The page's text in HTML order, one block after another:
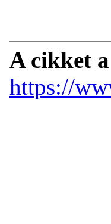
A cikket
https://